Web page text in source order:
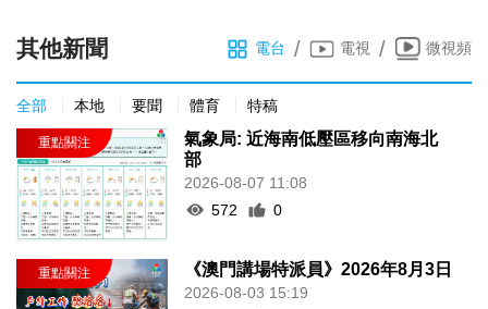
其他新聞 電台 / 電視 / 微視頻
全部 本地 要聞 體育 特稿
氣象局: 近海南低壓區移向南海北
部
2026-08-07 11:08
572
0
《澳門講場特派員》2026年8月3日
2026-08-03 15:19